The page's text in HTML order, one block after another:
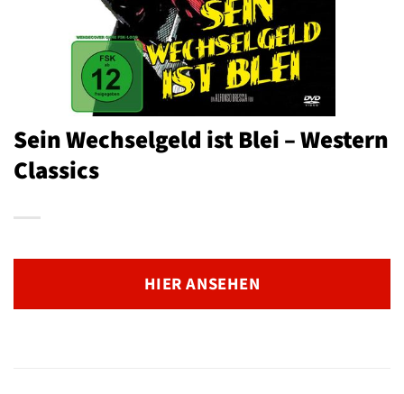
Sein Wechselgeld ist Blei – Western
Classics
HIER ANSEHEN